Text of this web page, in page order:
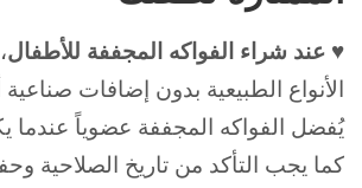
♥ عند شراء الفواكه المجففة للأطفال
الأنواع الطبيعية بدون إضافات
يُفضل الفواكه المجففة عضوياً عندما
كما يجب التأكد من تاريخ الصلاحية